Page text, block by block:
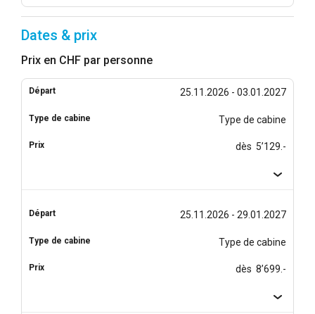
Dates & prix
Prix en CHF par personne
25.11.2026 - 03.01.2027
Type de cabine
dès 5’129.-
25.11.2026 - 29.01.2027
Type de cabine
dès 8’699.-